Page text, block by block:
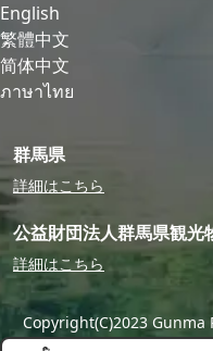
English
繁體中文
简体中文
ภาษาไทย
群馬県
詳細はこちら
公益財団法人群馬県観光
詳細はこちら
Copyright(C)2023